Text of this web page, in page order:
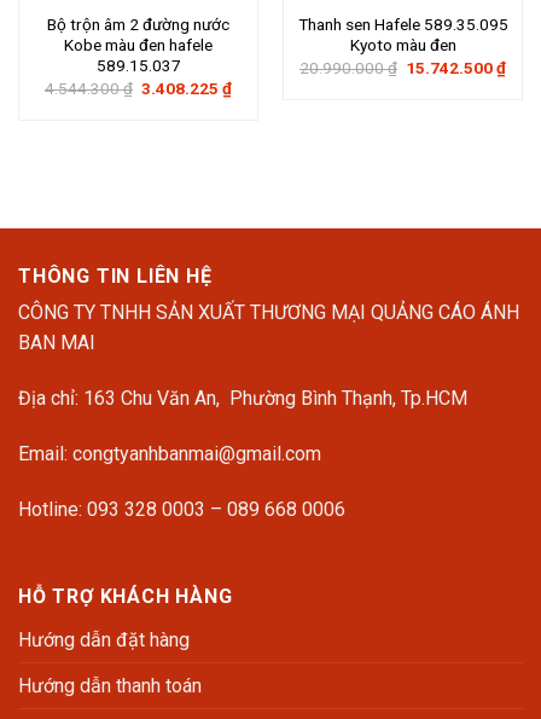
Bộ trộn âm 2 đường nước
Kobe màu đen hafele
589.15.037
4.544.300₫ Giá
3.408.225₫Giá
Thanh sen Hafele 589.35.095
Kyoto màu đen
20.990.000₫ Giá
15.742.500₫Giá
THÔNG TIN LIÊN HỆ
CÔNG TY TNHH SẢN XUẤT THƯƠNG MẠI QUẢNG CÁO ÁNH
BAN MAI
Địa chỉ: 163 Chu Văn An, Phường Bình Thạnh, Tp.HCM
Email: congtyanhbanmai@gmail.com
Hotline: 093 328 0003 – 089 668 0006
HỖ TRỢ KHÁCH HÀNG
Hướng dẫn đặt hàng
Hướng dẫn thanh toán